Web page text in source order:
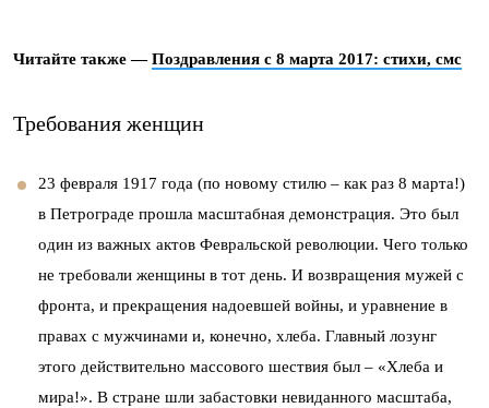
Читайте также —Поздравления с 8 марта 2017: стихи, смс
Требования женщин
23 февраля 1917 года (по новому стилю – как раз 8 марта!)
в Петрограде прошла масштабная демонстрация. Это был
один из важных актов Февральской революции. Чего только
не требовали женщины в тот день. И возвращения мужей с
фронта, и прекращения надоевшей войны, и уравнение в
правах с мужчинами и, конечно, хлеба. Главный лозунг
этого действительно массового шествия был – «Хлеба и
мира!». В стране шли забастовки невиданного масштаба,